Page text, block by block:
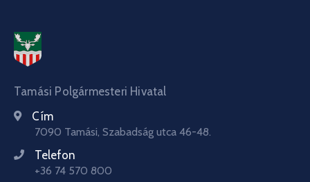
Tamási Polgármesteri Hivatal
Cím
7090 Tamási, Szabadság utca 46-48.
Telefon
+36 74 570 800